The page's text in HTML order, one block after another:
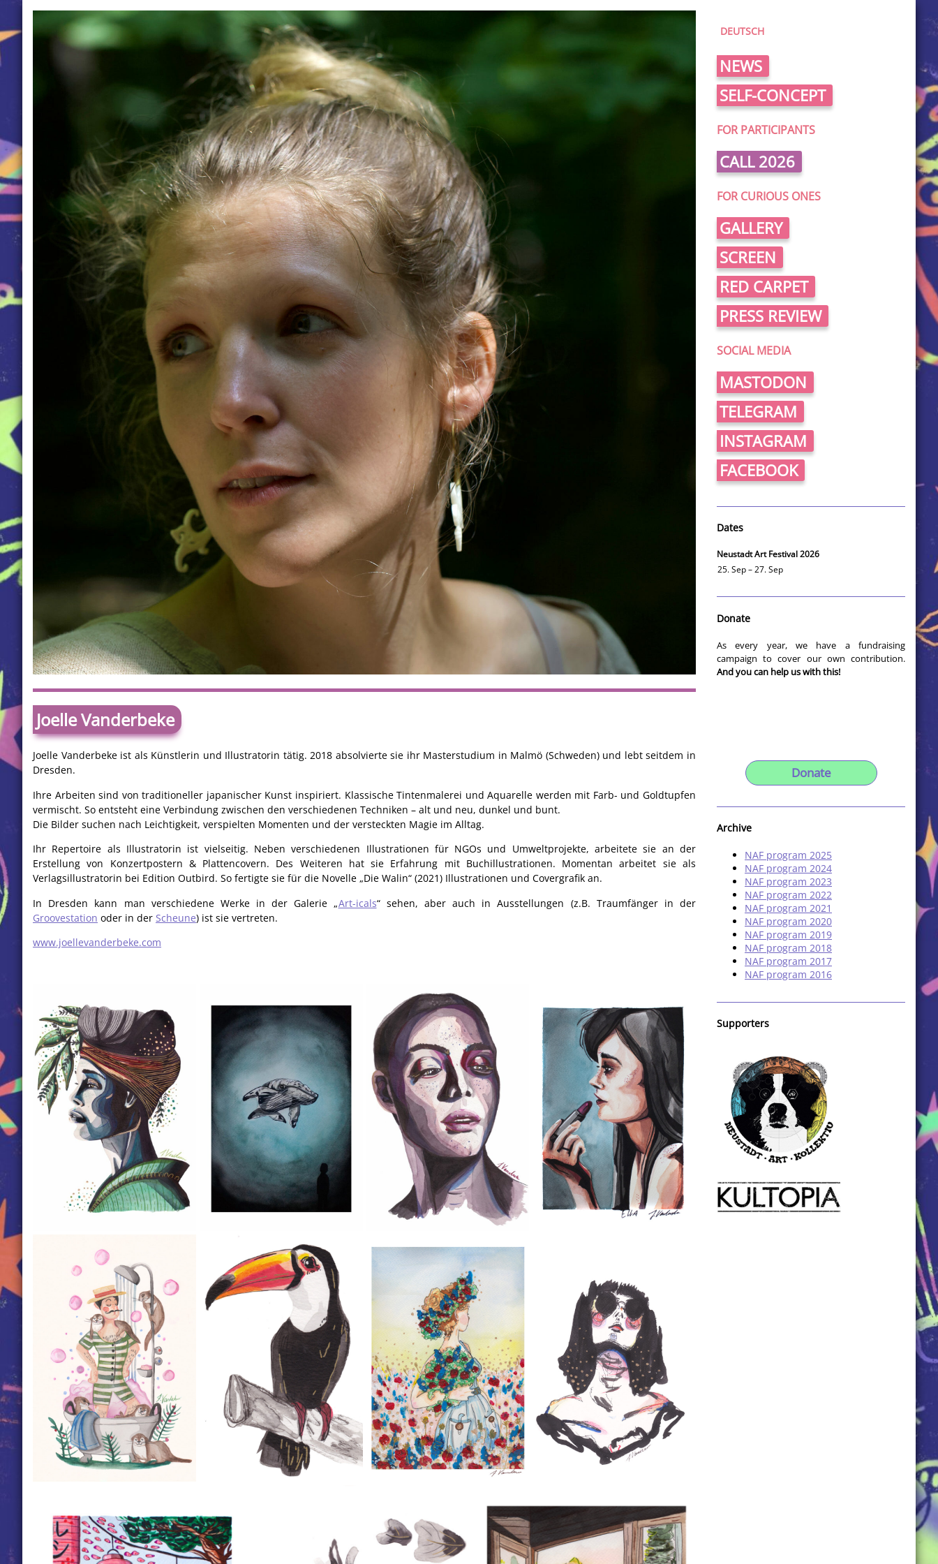
Joelle Vanderbeke
Joelle Vanderbeke ist als Künstlerin und Illustratorin tätig. 2018 absolvierte sie ihr Masterstudium in Malmö (Schweden) und lebt seitdem in
Dresden.
Ihre Arbeiten sind von traditioneller japanischer Kunst inspiriert. Klassische Tintenmalerei und Aquarelle werden mit Farb- und Goldtupfen
vermischt. So entsteht eine Verbindung zwischen den verschiedenen Techniken – alt und neu, dunkel und bunt.
Die Bilder suchen nach Leichtigkeit, verspielten Momenten und der versteckten Magie im Alltag.
Ihr Repertoire als Illustratorin ist vielseitig. Neben verschiedenen Illustrationen für NGOs und Umweltprojekte, arbeitete sie an der
Erstellung von Konzertpostern & Plattencovern. Des Weiteren hat sie Erfahrung mit Buchillustrationen. Momentan arbeitet sie als
Verlagsillustratorin bei Edition Outbird. So fertigte sie für die Novelle „Die Walin“ (2021) Illustrationen und Covergrafik an.
In Dresden kann man verschiedene Werke in der Galerie „Art-icals“ sehen, aber auch in Ausstellungen (z.B. Traumfänger in der
Groovestation oder in der Scheune) ist sie vertreten.
www.joellevanderbeke.com
DEUTSCH
NEWS
SELF-CONCEPT
FOR PARTICIPANTS
CALL 2026
FOR CURIOUS ONES
GALLERY
SCREEN
RED CARPET
PRESS REVIEW
SOCIAL MEDIA
MASTODON
TELEGRAM
INSTAGRAM
FACEBOOK
Dates
Neustadt Art Festival 2026
25. Sep – 27. Sep
Donate
As every year, we have a fundraising
campaign to cover our own contribution.
And you can help us with this!
Donate
Archive
NAF program 2025
NAF program 2024
NAF program 2023
NAF program 2022
NAF program 2021
NAF program 2020
NAF program 2019
NAF program 2018
NAF program 2017
NAF program 2016
Supporters